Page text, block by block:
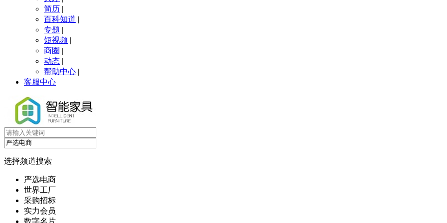
简历 |
百科知道 |
专题 |
短视频 |
商圈 |
动态 |
帮助中心 |
客服中心
选择频道搜索
严选电商
世界工厂
采购招标
实力会员
数字名片